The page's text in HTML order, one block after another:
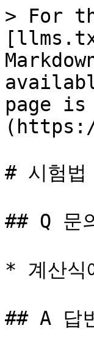
> For
page is
# 시험법
## Q 문
* 계산식
## A 답